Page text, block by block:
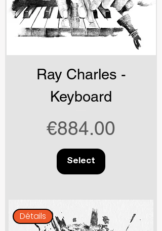
Ray Charles -
Keyboard
Price
€884.00
Select
Détails